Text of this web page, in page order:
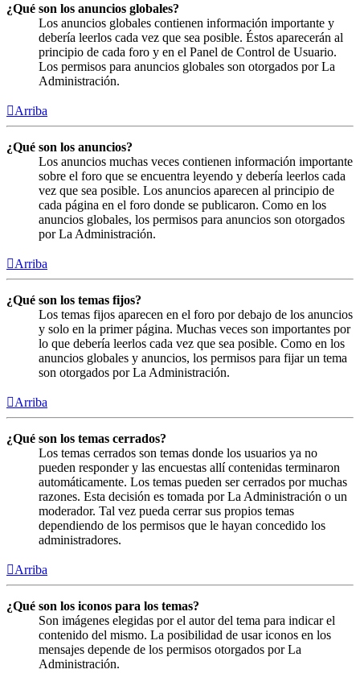
¿Qué son los anuncios globales?
Los anuncios globales contienen información importante y
debería leerlos cada vez que sea posible. Éstos aparecerán al
principio de cada foro y en el Panel de Control de Usuario.
Los permisos para anuncios globales son otorgados por La
Administración.
Arriba
¿Qué son los anuncios?
Los anuncios muchas veces contienen información importante
sobre el foro que se encuentra leyendo y debería leerlos cada
vez que sea posible. Los anuncios aparecen al principio de
cada página en el foro donde se publicaron. Como en los
anuncios globales, los permisos para anuncios son otorgados
por La Administración.
Arriba
¿Qué son los temas fijos?
Los temas fijos aparecen en el foro por debajo de los anuncios
y solo en la primer página. Muchas veces son importantes por
lo que debería leerlos cada vez que sea posible. Como en los
anuncios globales y anuncios, los permisos para fijar un tema
son otorgados por La Administración.
Arriba
¿Qué son los temas cerrados?
Los temas cerrados son temas donde los usuarios ya no
pueden responder y las encuestas allí contenidas terminaron
automáticamente. Los temas pueden ser cerrados por muchas
razones. Esta decisión es tomada por La Administración o un
moderador. Tal vez pueda cerrar sus propios temas
dependiendo de los permisos que le hayan concedido los
administradores.
Arriba
¿Qué son los iconos para los temas?
Son imágenes elegidas por el autor del tema para indicar el
contenido del mismo. La posibilidad de usar iconos en los
mensajes depende de los permisos otorgados por La
Administración.